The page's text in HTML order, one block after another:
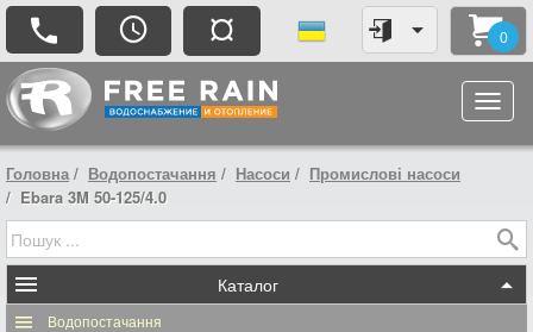
¤ 0
Головна Водопостачання Насоси
Промислові насоси
Ebara 3M 50-125/4.0
Каталог
Водопостачання